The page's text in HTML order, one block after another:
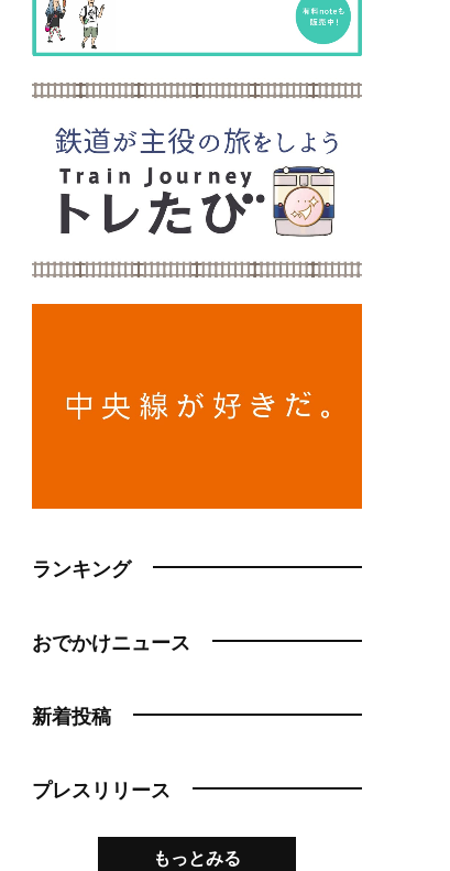
ランキング
おでかけニュース
新着投稿
プレスリリース
もっとみる